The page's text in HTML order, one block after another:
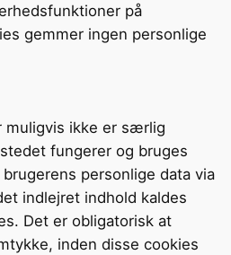
på
gemmer ingen personlige
muligvis ikke er særlig
fungerer og bruges
personlige data via
indlejret indhold kaldes
Det er obligatorisk at
inden disse cookies